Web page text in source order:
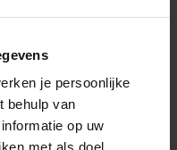
je persoonlijke
behulp van
op uw
met als doel
EEN